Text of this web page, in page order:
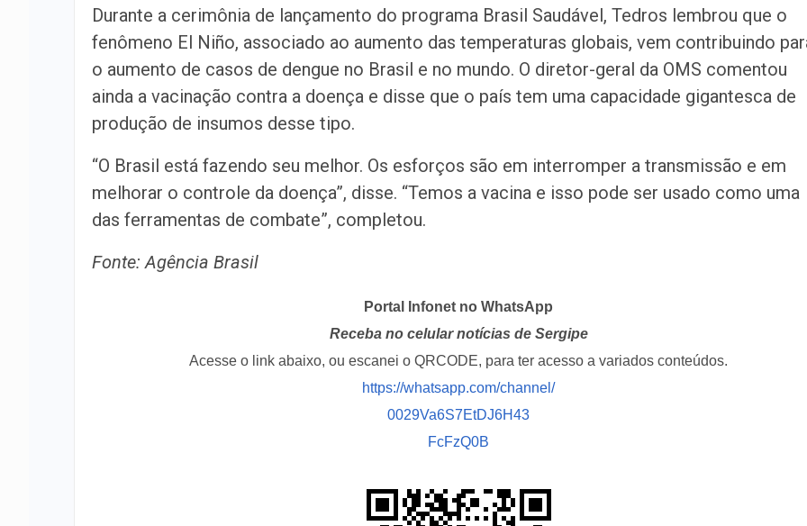
Durante a cerimônia de lançamento do programa Brasil Saudável, Tedros lembrou que o
fenômeno El Niño, associado ao aumento das temperaturas globais, vem contribuindo
o aumento de casos de dengue no Brasil e no mundo. O diretor-geral da OMS comentou
ainda a vacinação contra a doença e disse que o país tem uma capacidade gigantesca de
produção de insumos desse tipo.
“O Brasil está fazendo seu melhor. Os esforços são em interromper a transmissão e em
melhorar o controle da doença”, disse. “Temos a vacina e isso pode ser usado como uma
das ferramentas de combate”, completou.
Fonte: Agência Brasil
Portal Infonet no WhatsApp
Receba no celular notícias de Sergipe
Acesse o link abaixo, ou escanei o QRCODE, para ter acesso a variados conteúdos.
https://whatsapp.com/channel/
0029Va6S7EtDJ6H43
FcFzQ0B
proficiência em
Idosa de 82
após